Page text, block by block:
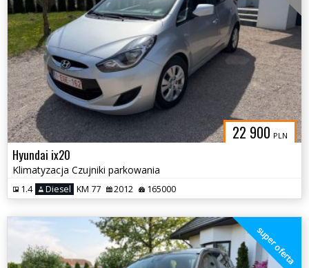
22 900 PLN
Hyundai ix20
Klimatyzacja Czujniki parkowania
1.4 Diesel KM 77 2012 165000
super oferta